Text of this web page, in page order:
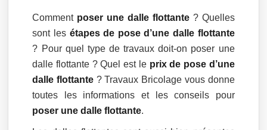
Comment poser une dalle flottante? Quelles
sont les étapes de pose d’une dalle flottante
? Pour quel type de travaux doit-on poser une
dalle flottante ? Quel est le prix de pose d’une
dalle flottante ? Travaux Bricolage vous donne
toutes les informations et les conseils pour
poser une dalle flottante.